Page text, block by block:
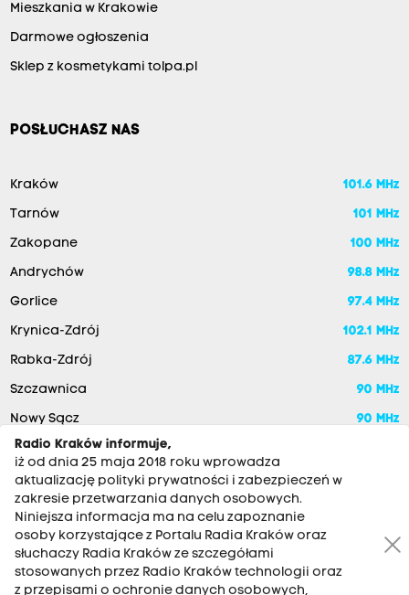
Mieszkania w Krakowie
Darmowe ogłoszenia
Sklep z kosmetykami tolpa.pl
POSŁUCHASZ NAS
Kraków 101.6 MHz
Tarnów 101 MHz
Zakopane 100 MHz
Andrychów 98.8 MHz
Gorlice 97.4 MHz
Krynica-Zdrój 102.1 MHz
Rabka-Zdrój 87.6 MHz
Szczawnica 90 MHz
Nowy Sącz 90 MHz
RADIO KRAKÓW SA. Aleja Juliusza Słowackiego 22, 30-007
Radio Kraków informuje,
iż od dnia 25 maja 2018 roku wprowadza
aktualizację polityki prywatności i zabezpieczeń w
zakresie przetwarzania danych osobowych.
Niniejsza informacja ma na celu zapoznanie
osoby korzystające z Portalu Radia Kraków oraz
słuchaczy Radia Kraków ze szczegółami
stosowanych przez Radio Kraków technologii oraz
z przepisami o ochronie danych osobowych,